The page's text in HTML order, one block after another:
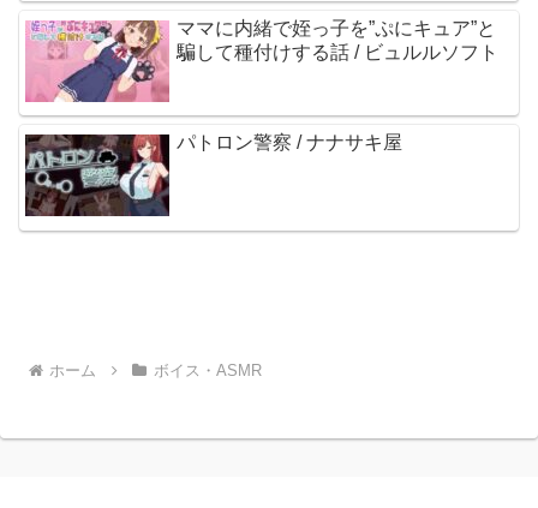
ママに内緒で姪っ子を”ぷにキュア”と
騙して種付けする話 / ビュルルソフト
パトロン警察 / ナナサキ屋
ホーム ボイス・ASMR